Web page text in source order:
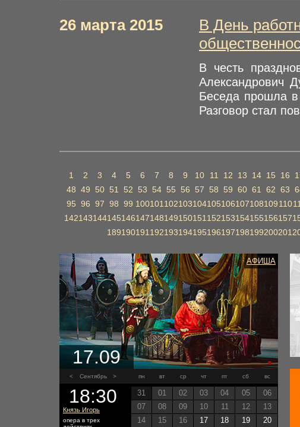
26 марта 2015
В День
В честь
Александрович
Беседа прошла
Разговор стал
1 2 3 4 5 6 7 8 9 10 11 12 13 14 15 16
48 49 50 51 52 53 54 55 56 57 58 59 60 61 62 63
95 96 97 98 99 100101 102103104105106107108109110
142143144145146147148149150151 152153154155156157
189190191 192193194195196197198199200201
АФИША
< Сентябрь > пн вт ср чт пт сб вс
31 01 02 03 04 05
06
07
08 09 10 11 12
13
14
15 16 17 18 19 20
17.09
18:30
Князь Игорь
опера в трех